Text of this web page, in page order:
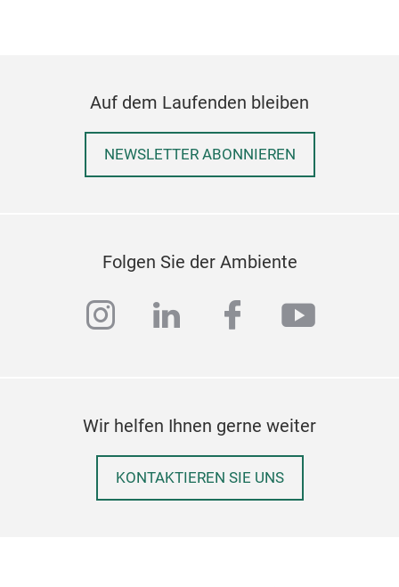
Auf dem Laufenden bleiben
NEWSLETTER ABONNIEREN
Folgen Sie der Ambiente
instagram
linkedinfacebook
Wir helfen Ihnen gerne weiter
KONTAKTIEREN SIE UNS